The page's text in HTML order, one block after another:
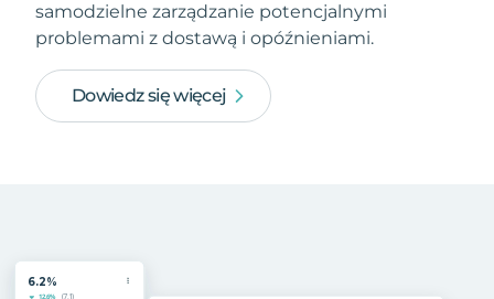
samodzielne zarządzanie potencjalnymi
problemami z dostawą i opóźnieniami.
Dowiedz się więcej